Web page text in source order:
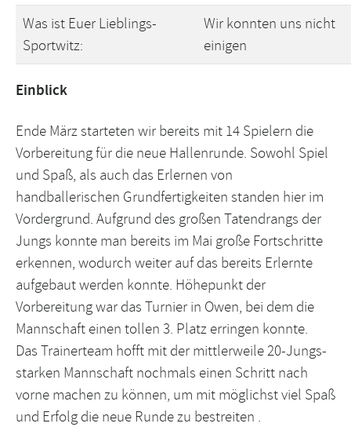
Was ist Euer Lieblings-
Sportwitz:
Wir konnten uns nicht
einigen
Einblick
Ende März starteten wir bereits mit 14 Spielern die
Vorbereitung für die neue Hallenrunde. Sowohl Spiel
und Spaß, als auch das Erlernen von
handballerischen Grundfertigkeiten standen hier im
Vordergrund. Aufgrund des großen Tatendrangs der
Jungs konnte man bereits im Mai große Fortschritte
erkennen, wodurch weiter auf das bereits Erlernte
aufgebaut werden konnte. Höhepunkt der
Vorbereitung war das Turnier in Owen, bei dem die
Mannschaft einen tollen 3. Platz erringen konnte.
Das Trainerteam hofft mit der mittlerweile 20-Jungs-
starken Mannschaft nochmals einen Schritt nach
vorne machen zu können, um mit möglichst viel Spaß
und Erfolg die neue Runde zu bestreiten .